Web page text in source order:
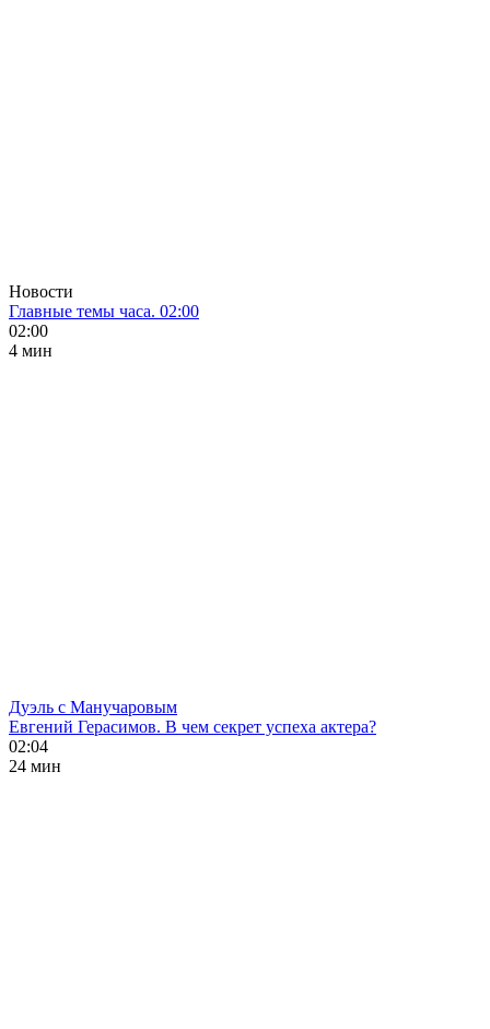
Новости
Главные темы часа. 02:00
02:00
4 мин
Дуэль с Манучаровым
Евгений Герасимов. В чем секрет успеха актера?
02:04
24 мин